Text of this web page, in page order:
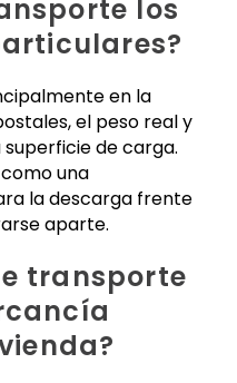
los
en la
el peso real y
de carga.
una
la descarga frente
aparte.
transporte